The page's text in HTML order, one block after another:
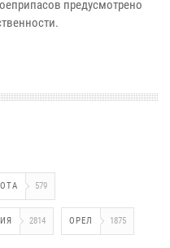
предусмотрено
579
2814 ОРЕЛ 1875